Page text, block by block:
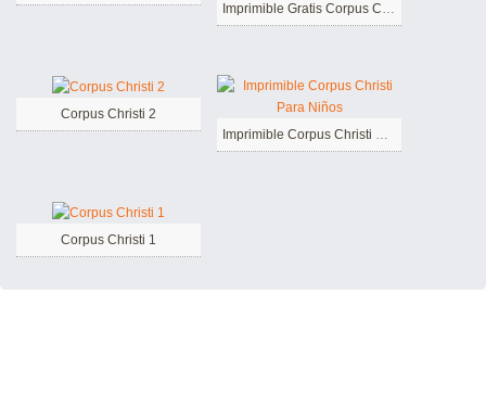
Imprimible Gratis Corpus Christi Para Niños
Corpus Christi 2
Imprimible Corpus Christi Para Niños
Corpus Christi 1